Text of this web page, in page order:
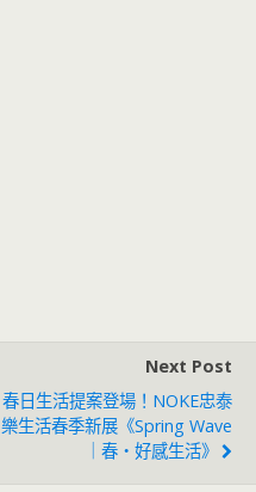
Next Post
春日生活提案登場！NOKE忠泰
樂生活春季新展《Spring Wave
｜春・好感生活》